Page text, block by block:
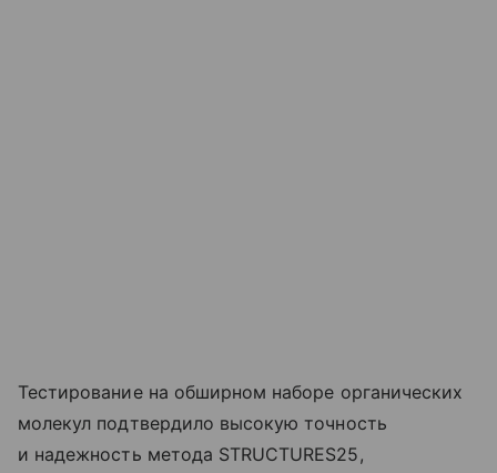
Тестирование на обширном наборе органических
молекул подтвердило высокую точность
и надежность метода STRUCTURES25,